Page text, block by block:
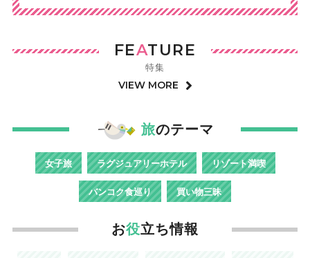
FEATURE
特集
VIEW MORE
旅のテーマ
女子旅 ラグジュアリーホテル リゾート満喫
バンコク食巡り 買い物三昧
お役立ち情報